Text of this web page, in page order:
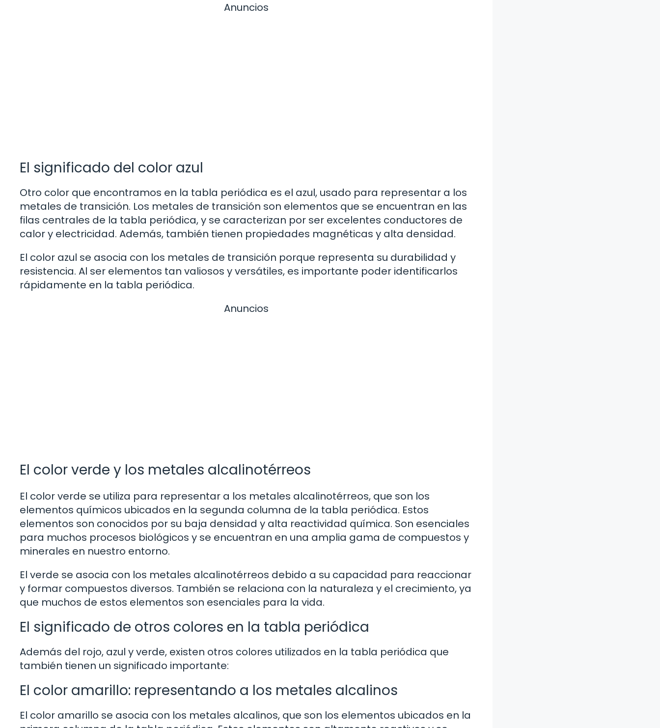
Anuncios
El significado del color azul
Otro color que encontramos en la tabla periódica es el azul, usado para representar a los
metales de transición. Los metales de transición son elementos que se encuentran en las
filas centrales de la tabla periódica, y se caracterizan por ser excelentes conductores de
calor y electricidad. Además, también tienen propiedades magnéticas y alta densidad.
El color azul se asocia con los metales de transición porque representa su durabilidad y
resistencia. Al ser elementos tan valiosos y versátiles, es importante poder identificarlos
rápidamente en la tabla periódica.
Anuncios
El color verde y los metales alcalinotérreos
El color verde se utiliza para representar a los metales alcalinotérreos, que son los
elementos químicos ubicados en la segunda columna de la tabla periódica. Estos
elementos son conocidos por su baja densidad y alta reactividad química. Son esenciales
para muchos procesos biológicos y se encuentran en una amplia gama de compuestos y
minerales en nuestro entorno.
El verde se asocia con los metales alcalinotérreos debido a su capacidad para reaccionar
y formar compuestos diversos. También se relaciona con la naturaleza y el crecimiento, ya
que muchos de estos elementos son esenciales para la vida.
El significado de otros colores en la tabla periódica
Además del rojo, azul y verde, existen otros colores utilizados en la tabla periódica que
también tienen un significado importante:
El color amarillo: representando a los metales alcalinos
El color amarillo se asocia con los metales alcalinos, que son los elementos ubicados en la